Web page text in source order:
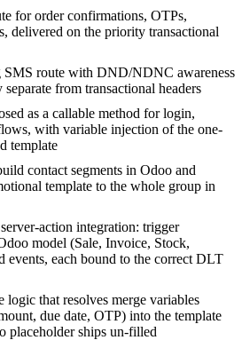
for order confirmations, OTPs,
delivered on the priority transactional
SMS route with DND/NDNC awareness
from transactional headers
as a callable method for login,
with variable injection of the one-
template
contact segments in Odoo and
template to the whole group in
action integration: trigger
model (Sale, Invoice, Stock,
events, each bound to the correct DLT
logic that resolves merge variables
due date, OTP) into the template
placeholder ships un-filled